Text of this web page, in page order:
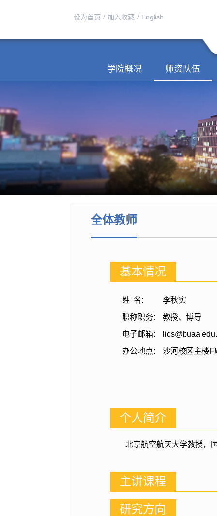
设为首页 / 加入收藏 / English
学院概况 师资队伍
全体教师
基本情况
姓 名: 李秋实
职称职务: 教授、博导
电子邮箱:
办公地点: 沙河校区主楼F
个人简介
北京航空航天大学教授，
主讲课程
研究方向